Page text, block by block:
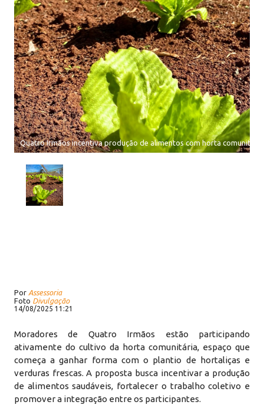
Quatro Irmãos incentiva produção de alimentos com horta
Por Assessoria
Foto Divulgação
14/08/2025 11:21
Moradores de Quatro Irmãos estão participando
ativamente do cultivo da horta comunitária, espaço que
começa a ganhar forma com o plantio de hortaliças e
verduras frescas. A proposta busca incentivar a produção
de alimentos saudáveis, fortalecer o trabalho coletivo e
promover a integração entre os participantes.